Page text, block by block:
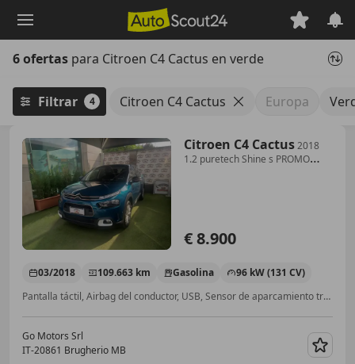
principal
6 ofertas para Citroen C4 Cactus en verde
Filtrar 4 Citroen C4 Cactus Europa
Citroen C4 Cactus2018
1.2 puretech Shine s PROMO
€ 8.900
03/2018 109.663 km Gasolina
96 kW (131 CV)
Pantalla táctil, Airbag del conductor, USB, Sensor de aparcamiento trasero, Volante de cuero, Apple CarPlay, Android Auto, Apertura y arranque sin llave
Go Motors Srl
IT-20861 Brugherio MB